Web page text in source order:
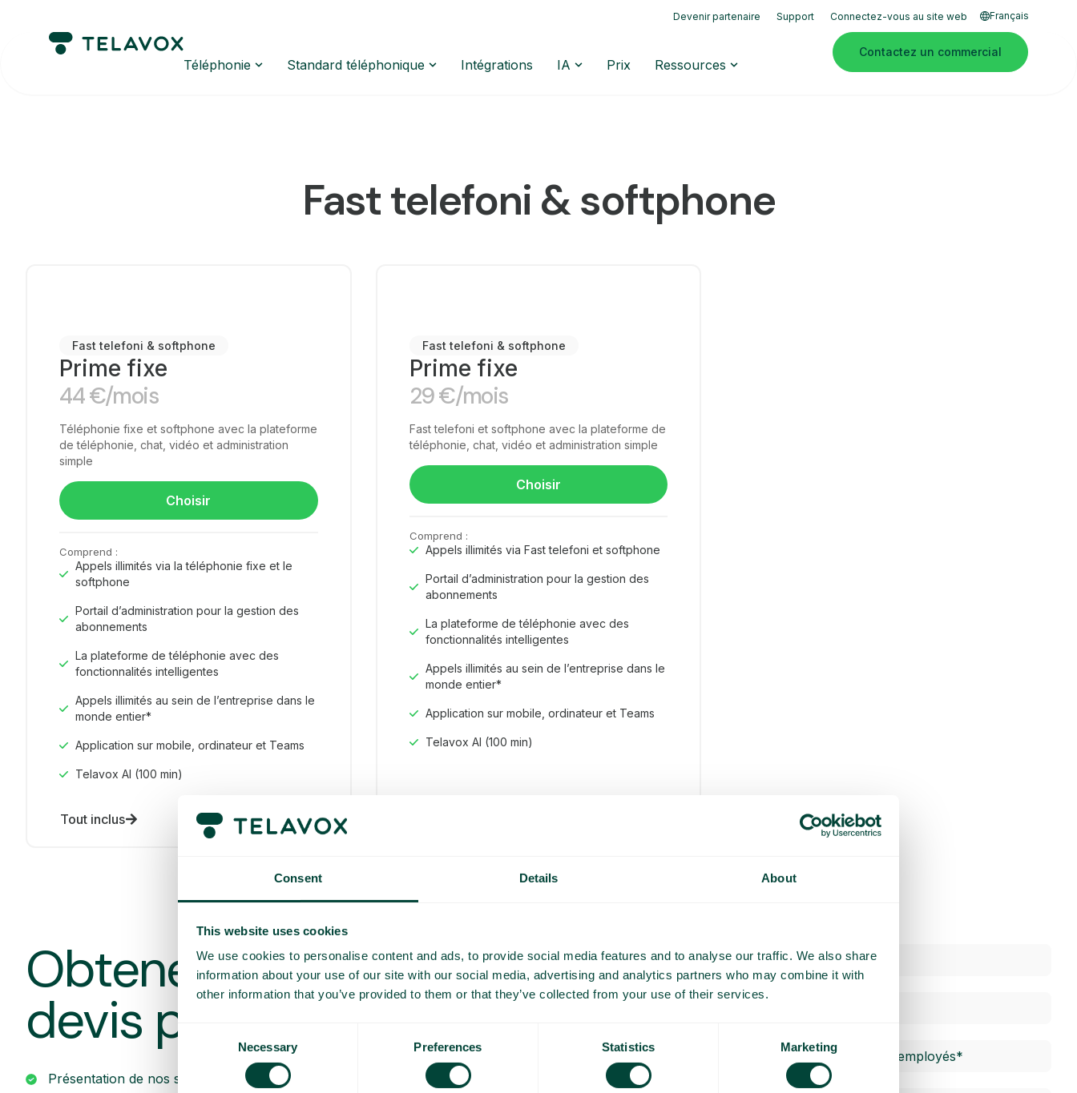
Consent Details About
This website uses cookies
We use cookies to personalise content and ads, to provide social media features and to analyse our traffic. We also share
information about your use of our site with our social media, advertising and analytics partners who may combine it with
other information that you’ve provided to them or that they’ve collected from your use of their services.
Consent
Necessary Preferences Statistics Marketing
Devenir partenaire Support Connectez-vous au site web Français
Téléphonie Standard téléphonique Intégrations IA Prix Ressources
Contactez un commercial
Fast telefoni & softphone
Fast telefoni & softphone
Prime fixe
44€/mois
Téléphonie fixe et softphone avec la plateforme
de téléphonie, chat, vidéo et administration
simple
Choisir
Comprend :
Appels illimités via la téléphonie fixe et le
softphone
Portail d’administration pour la gestion des
abonnements
La plateforme de téléphonie avec des
fonctionnalités intelligentes
Appels illimités au sein de l’entreprise dans le
monde entier*
Application sur mobile, ordinateur et Teams
Telavox AI (100 min)
Tout inclus
Fast telefoni & softphone
Prime fixe
29€/mois
Fast telefoni et softphone avec la plateforme de
téléphonie, chat, vidéo et administration simple
Choisir
Comprend :
Appels illimités via Fast telefoni et softphone
Portail d’administration pour la gestion des
abonnements
La plateforme de téléphonie avec des
fonctionnalités intelligentes
Appels illimités au sein de l’entreprise dans le
monde entier*
Application sur mobile, ordinateur et Teams
Telavox AI (100 min)
Obtenez une démo et un
devis personnalisés
Présentation de nos services